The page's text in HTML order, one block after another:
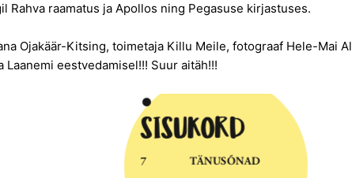
Rahva raamatus ja Apollos ning Pegasuse kirjastuses.
Ojakäär-Kitsing, toimetaja Killu Meile, fotograaf Hele-Mai
Laanemi eestvedamisel!!! Suur aitäh!!!